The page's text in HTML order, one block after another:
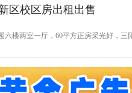
区校区房出租出售
六楼两室一厅，60平方正房采光好，